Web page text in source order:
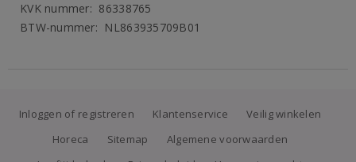
KVK nummer: 86338765
BTW-nummer: NL863935709B01
Inloggen of registreren Klantenservice
Veilig winkelen
Horeca
Sitemap
Algemene voorwaarden